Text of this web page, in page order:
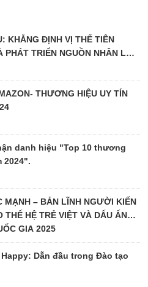
KHẲNG ĐỊNH VỊ THẾ TIÊN
TRIỂN NGUỒN NHÂN LỰC
HIỆU UY TÍN
danh hiệu "Top 10 thương
2024".
MẠNH – BẢN LĨNH NGƯỜI KIẾN
THẾ HỆ TRẺ VIỆT VÀ DẤU ẤN
GIA 2025
Dẫn đầu trong Đào tạo